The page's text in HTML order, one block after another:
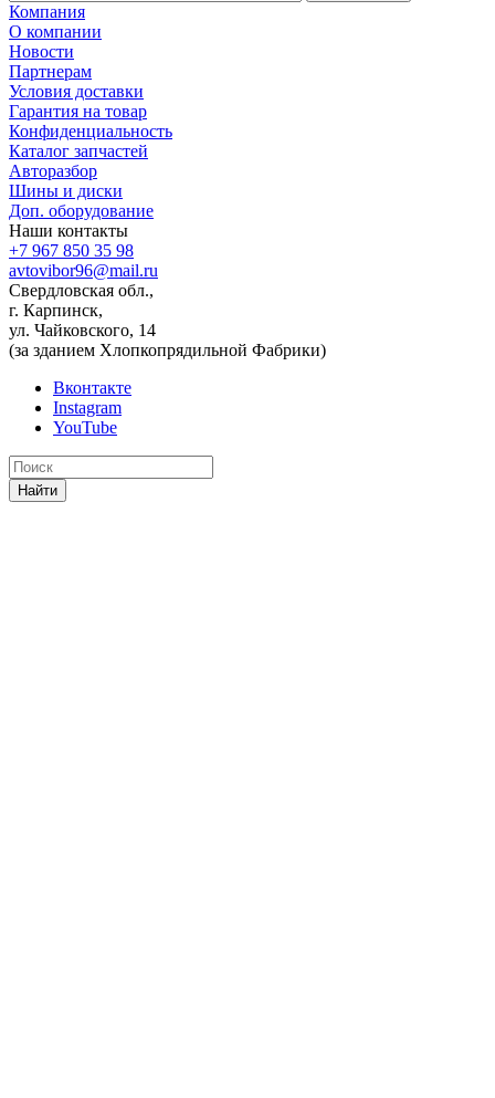
Компания
О компании
Новости
Партнерам
Условия доставки
Гарантия на товар
Конфиденциальность
Каталог запчастей
Авторазбор
Шины и диски
Доп. оборудование
Наши контакты
+7 967 850 35 98
avtovibor96@mail.ru
Свердловская обл.,
г. Карпинск,
ул. Чайковского, 14
(за зданием Хлопкопрядильной Фабрики)
Вконтакте
Instagram
YouTube
Найти